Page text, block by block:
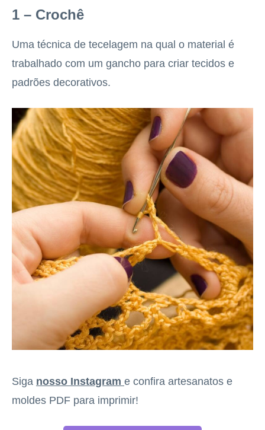
1 – Crochê
Uma técnica de tecelagem na qual o material é
trabalhado com um gancho para criar tecidos e
padrões decorativos.
Siga nosso Instagram e confira artesanatos e
moldes PDF para imprimir!